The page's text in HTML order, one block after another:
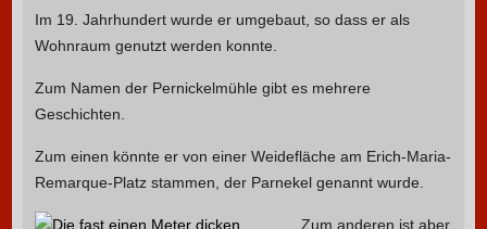
Im 19. Jahrhundert wurde er umgebaut, so dass er als
Wohnraum genutzt werden konnte.
Zum Namen der Pernickelmühle gibt es mehrere
Geschichten.
Zum einen könnte er von einer Weidefläche am Erich-Maria-
Remarque-Platz stammen, der Parnekel genannt wurde.
Zum anderen ist aber